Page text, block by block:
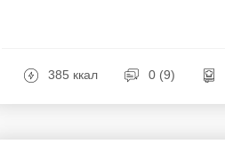
385 ккал 0 (9)